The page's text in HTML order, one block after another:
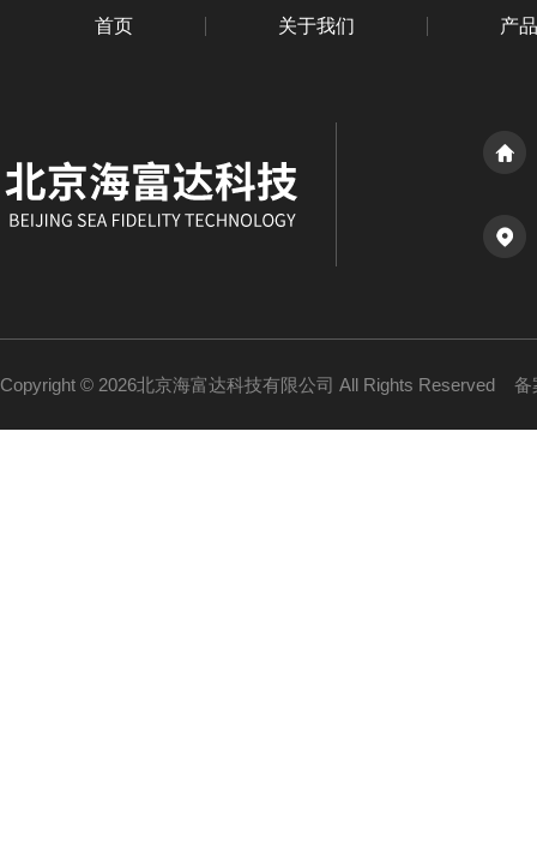
首页 关于我们 产
Copyright © 2026北京海富达科技有限公司 All Rights Reserved 备